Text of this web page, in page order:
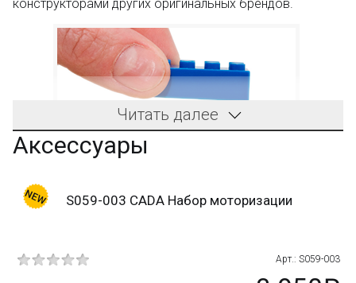
конструкторами других оригинальных брендов.
Читать далее
Аксессуары